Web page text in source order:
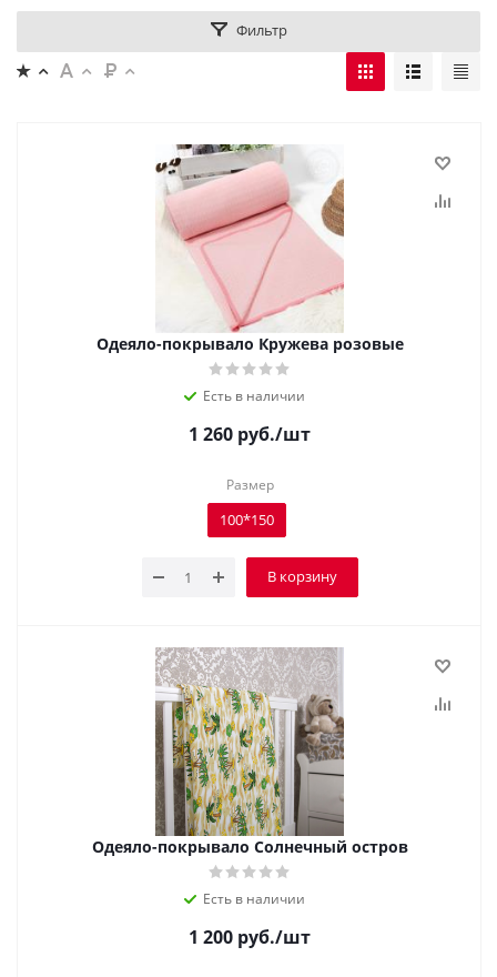
Фильтр
Одеяло-покрывало Кружева розовые
Есть в наличии
1 260 руб./шт
Размер
100*150
В корзину
Одеяло-покрывало Солнечный остров
Есть в наличии
1 200 руб./шт